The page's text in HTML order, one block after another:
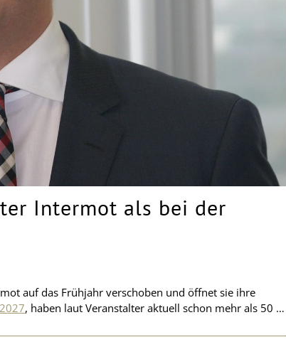
Intermot als bei der
auf das Frühjahr verschoben und öffnet sie ihre
, haben laut Veranstalter aktuell schon mehr als 50 …